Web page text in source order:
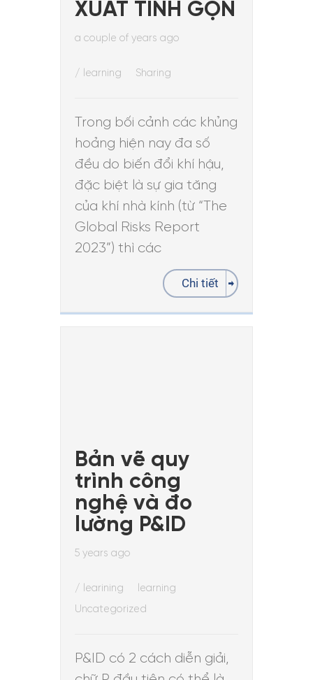
XUẤT TINH GỌN
a couple of years ago
/ learning Sharing
Trong bối cảnh các khủng
hoảng hiện nay đa số
đều do biến đổi khí hậu,
đặc biệt là sự gia tăng
của khí nhà kính (từ “The
Global Risks Report
2023”) thì các
Chi tiết
Bản vẽ quy
trình công
nghệ và đo
lường P&ID
5 years ago
/ learining
learning
Uncategorized
P&ID có 2 cách diễn giải,